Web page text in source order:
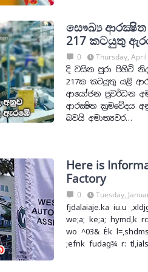
සෞඛ්‍ය ආරක්‍ෂිත
217 කටයුතු
0
Thursday,
දි වයින පුරා පිහිටි
217ක කටයුතු යළි
ආයෝජන ප්‍රවර්ධන
ආරක්‍ෂිත ක්‍රමවේදය
බවයි අමාත්‍යවර…
Here is
Factory
0
Tuesday,
fjdalaiaje.ka iu.u
we;a; ke;a; hymd,k
wo ^03& Èk
;efnk fudag¾ r: